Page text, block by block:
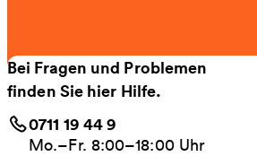
Bei Fragen und Problemen
finden Sie hier Hilfe.
0711 19 44 9
Mo.–Fr. 8:00–18:00 Uhr